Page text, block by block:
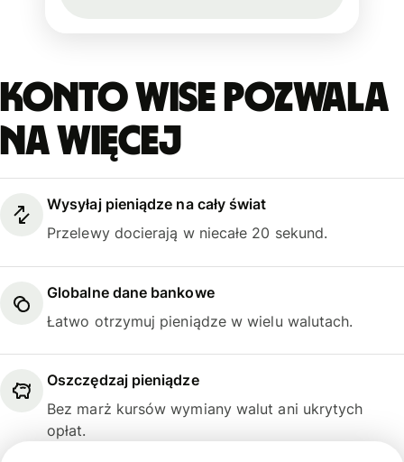
Konto Wise pozwala
na więcej
Wysyłaj pieniądze na cały świat
Przelewy docierają w niecałe 20 sekund.
Globalne dane bankowe
Łatwo otrzymuj pieniądze w wielu walutach.
Oszczędzaj pieniądze
Bez marż kursów wymiany walut ani ukrytych
opłat.